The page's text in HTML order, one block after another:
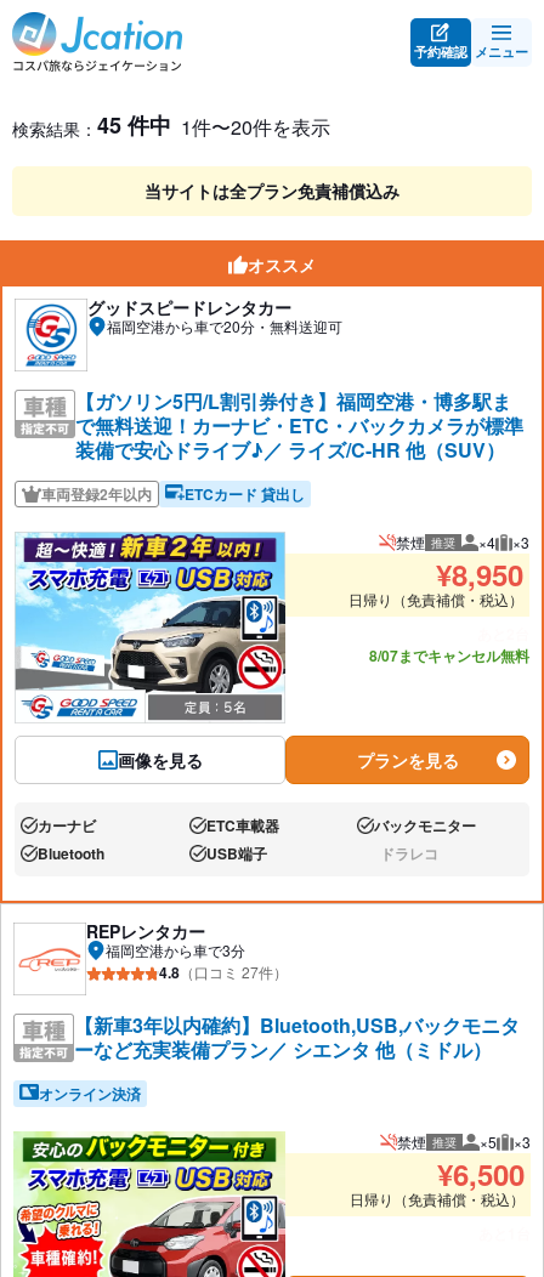
予約確認 メニュー
レンタカー検索・比較
レンタカー検索結果
検索結果： 45 件中 1件〜20件を表示
当サイトは全プラン免責補償込み
オススメ
グッドスピードレンタカー
福岡空港から車で20分・無料送迎可
【ガソリン5円/L割引券付き】福岡空港・博多駅ま
で無料送迎！カーナビ・ETC・バックカメラが標準
装備で安心ドライブ♪／ ライズ/C-HR 他（SUV）
車両登録2年以内 ETCカード 貸出し
画像を見る
禁煙 推奨 推奨人数
×4 推奨
×3
¥8,950
日帰り（免責補償・税込）
8/07までキャンセル無料
プランを見る
あり:カーナビ あり:ETC車載器 あり:バックモニター
あり:Bluetooth あり:USB端子 なし:ドラレコ
REPレンタカー
福岡空港から車で3分
4.8 （口コミ 27件）
【新車3年以内確約】Bluetooth,USB,バックモニタ
ーなど充実装備プラン／ シエンタ 他（ミドル）
オンライン決済
禁煙 推奨 推奨人数
×5 推
×3
¥6,500
日帰り（免責補償・税込）